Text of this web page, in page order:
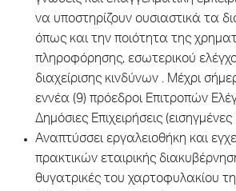
να υποστηρίζουν ουσιαστικά τα
όπως και την ποιότητα της
πληροφόρησης, εσωτερικού
διαχείρισης κινδύνων . Μέχρι
εννέα (9) πρόεδροι Επιτροπών
Δημόσιες Επιχειρήσεις (εισηγμένες
Αναπτύσσει εργαλειοθήκη και
πρακτικών εταιρικής
θυγατρικές του χαρτοφυλακίου